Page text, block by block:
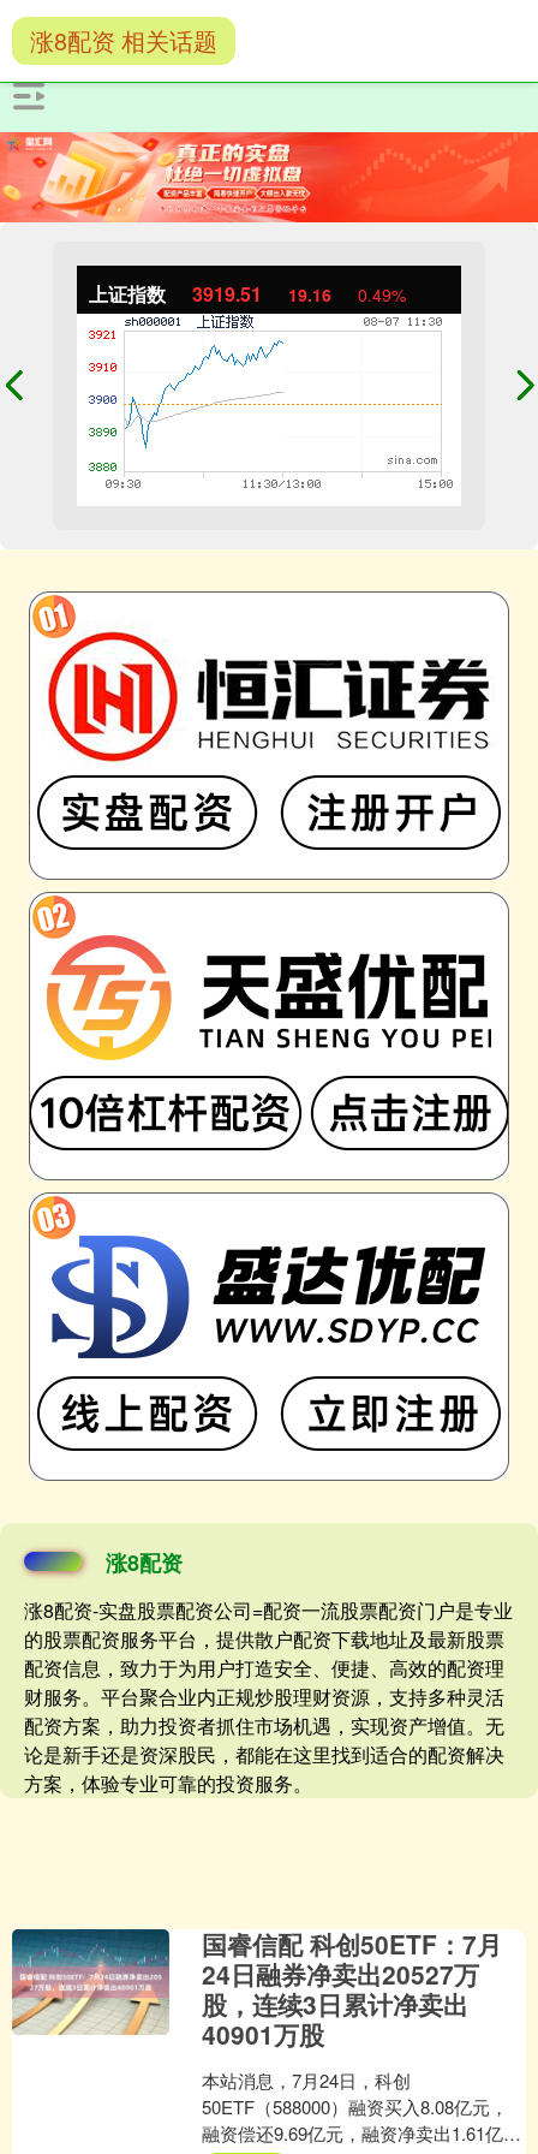
上证指数 3919.51 19.16 0.49%
涨8配资
涨8配资-实盘股票配资公司=配资一流股票配资门户是专业
的股票配资服务平台，提供散户配资下载地址及最新股票
配资信息，致力于为用户打造安全、便捷、高效的配资理
财服务。平台聚合业内正规炒股理财资源，支持多种灵活
配资方案，助力投资者抓住市场机遇，实现资产增值。无
论是新手还是资深股民，都能在这里找到适合的配资解决
方案，体验专业可靠的投资服务。
涨8配资 相关话题
国睿信配 科创50ETF：7月
24日融券净卖出20527万
股，连续3日累计净卖出
40901万股
本站消息，7月24日，科创
50ETF（588000）融资买入8.08亿元，
融资偿还9.69亿元，融资净卖出1.61亿